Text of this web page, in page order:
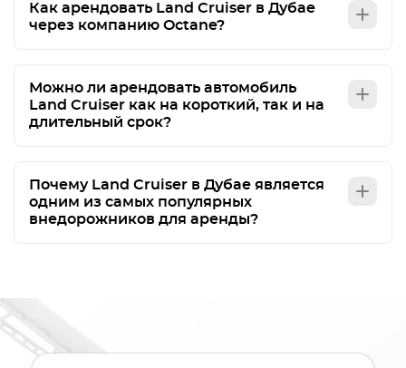
Как арендовать Land Cruiser в Дубае
через компанию Octane?
Можно ли арендовать автомобиль
Land Cruiser как на короткий, так и на
длительный срок?
Почему Land Cruiser в Дубае является
одним из самых популярных
внедорожников для аренды?